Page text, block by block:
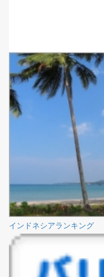
インドネシアランキング